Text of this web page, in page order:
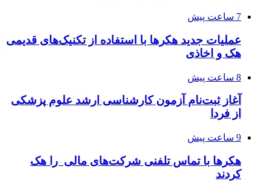
7 ساعت پیش
عملیات جدید هکرها با استفاده از تکنیک‌های قدیمی
هک و اخاذی
8 ساعت پیش
آغاز ثبت‌نام‌ آزمون کارشناسی ارشد علوم پزشکی
از فردا
9 ساعت پیش
هکرها با تماس تلفنی شرکت‌های مالی را هک
کردند